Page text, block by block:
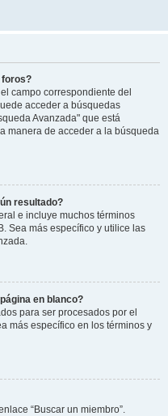
foros?
campo correspondiente del
acceder a búsquedas
Avanzada" que está
manera de acceder a la búsqueda
resultado?
e incluye muchos términos
Sea más específico y utilice las
en blanco?
para ser procesados por el
más específico en los términos y
“Buscar un miembro”.